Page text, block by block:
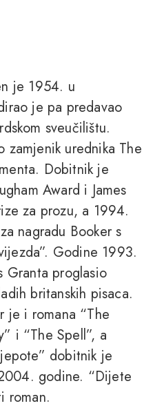
je 1954. u
je pa predavao
sveučilištu.
urednika The
Dobitnik je
Award i James
za prozu, a 1994.
nagradu Booker s
Godine 1993.
Granta proglasio
britanskih pisaca.
je i romana “The
i “The Spell”, a
dobitnik je
godine. “Dijete
roman.